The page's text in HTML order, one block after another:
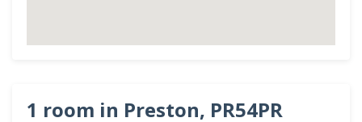
1 room in Preston, PR54PR